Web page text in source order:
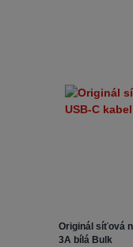
Originál síťová
3A bílá Bulk